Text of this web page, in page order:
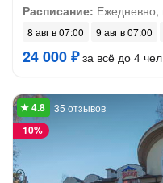
Расписание: Ежедневно,
8 авг в 07:00 9 авг в 07:00
24 000 ₽за всё до 4
-10%
35 отзывов